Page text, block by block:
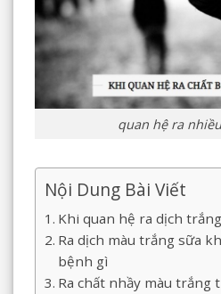
quan hệ ra
Nội Dung Bài Viết
Khi quan hệ ra dịch
Ra dịch màu trắng sữa
bệnh gì
Ra chất nhầy màu trắng